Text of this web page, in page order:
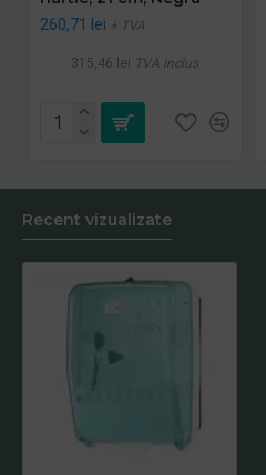
260,71 lei + TVA
315,46 lei TVA inclus
Recent vizualizate